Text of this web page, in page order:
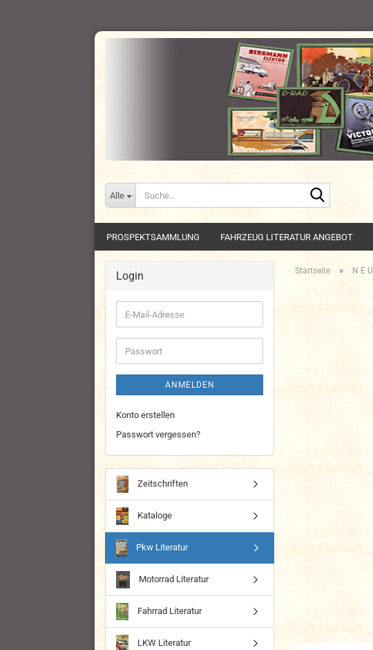
Alle
PROSPEKTSAMMLUNG FAHRZEUG LITERATUR ANGEBOT
Startseite » N E U
Login
E-
Mail-
Adresse
Passwort
ANMELDEN
Konto erstellen
Passwort vergessen?
Zeitschriften
Kataloge
Pkw Literatur
Motorrad Literatur
Fahrrad Literatur
LKW Literatur